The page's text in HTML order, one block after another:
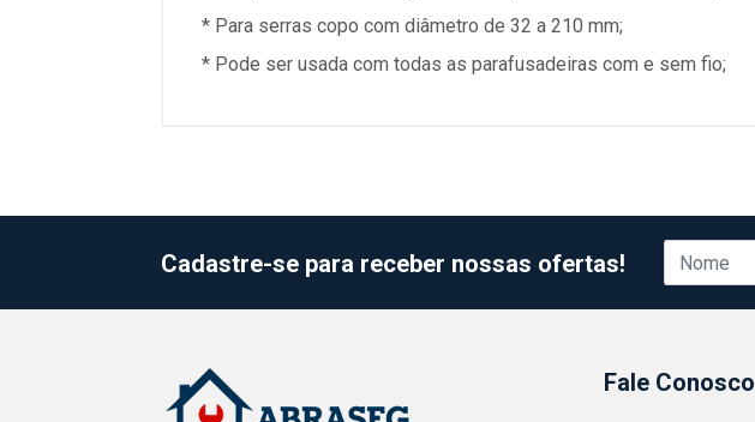
* Para serras copo com diâmetro de 32 a 210 mm;
* Pode ser usada com todas as parafusadeiras com e sem fio;
Cadastre-se para receber nossas ofertas!
Fale Conosco